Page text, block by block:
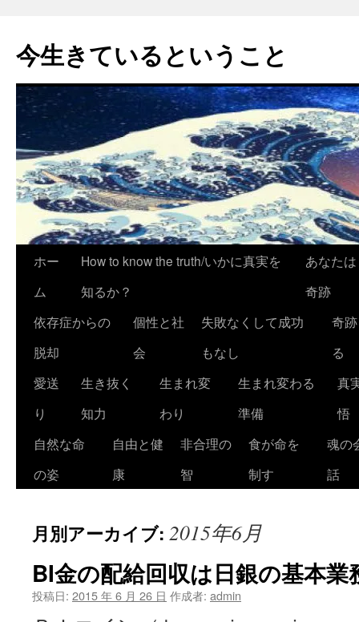
今生きているということ
テ
ツ
キ
ホー
ム
How to know the truth/いかに真実を
知るか？
あなたは
奇跡
依存症からの
脱却
個性と社
会
失敗なくして成功
もなし
奇
る
愛送
り
生き抜く
知力
生まれ変
わり
生まれ変わる
準備
真
悟
自然な命
の姿
自由と健
康
非合理の
智
食が命を
制す
魂の
話
月別アーカイブ: 2015年6月
BI金の配給回収は日銀の基本業
投稿日: 2015 年 6 月 26 日 作成者: admin